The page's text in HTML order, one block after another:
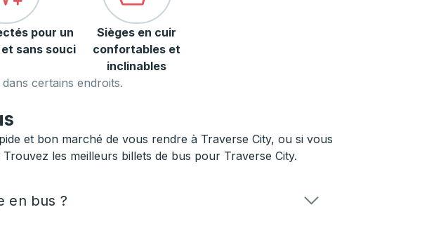
pour un
sans souci
Sièges en cuir
confortables et
inclinables
certains endroits.
et bon marché de vous rendre à Traverse City, ou si vous
les meilleurs billets de bus pour Traverse City.
en bus ?